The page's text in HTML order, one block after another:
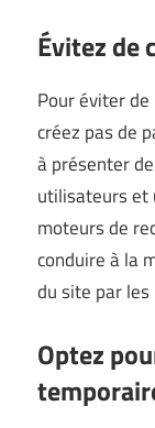
Évitez de
Pour éviter
créez pas de
à présenter
utilisateurs et
moteurs de
conduire à la
du site par
Optez